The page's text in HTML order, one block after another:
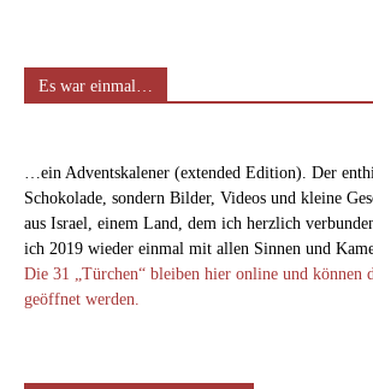
Es war einmal…
…ein Adventskalener (extended Edition). Der
Schokolade, sondern Bilder, Videos und kleine
aus Israel, einem Land, dem ich herzlich
ich 2019 wieder einmal mit allen Sinnen und
Die 31 „Türchen“ bleiben hier online und können
geöffnet werden.